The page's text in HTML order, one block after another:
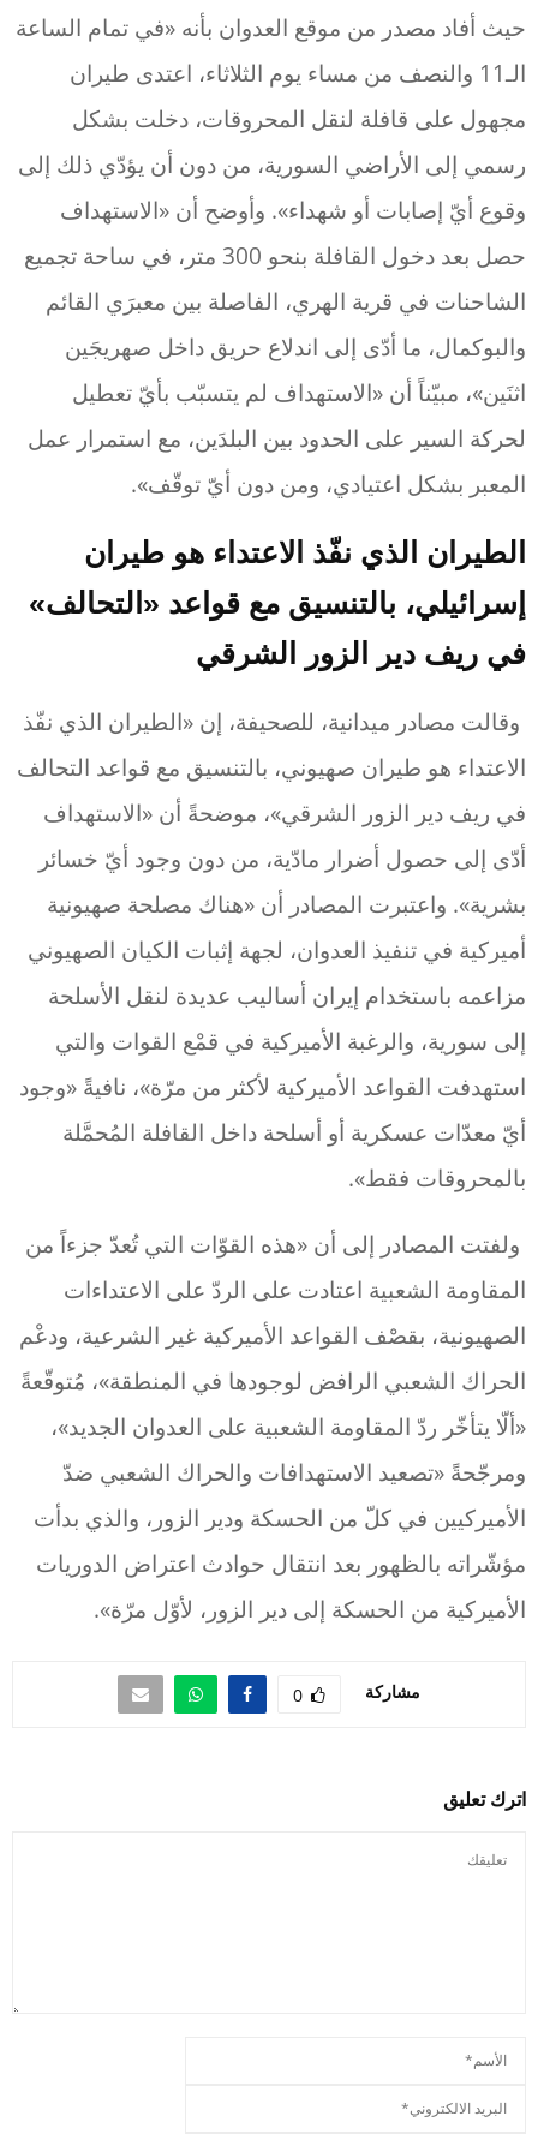
حيث أفاد مصدر من موقع العدوان بأنه «في تمام الساعة
الـ11 والنصف من مساء يوم الثلاثاء، اعتدى طيران
مجهول على قافلة لنقل المحروقات، دخلت بشكل
رسمي إلى الأراضي السورية، من دون أن يؤدّي ذلك إلى
وقوع أيّ إصابات أو شهداء». وأوضح أن «الاستهداف
حصل بعد دخول القافلة بنحو 300 متر، في ساحة تجميع
الشاحنات في قرية الهري، الفاصلة بين معبرَي القائم
والبوكمال، ما أدّى إلى اندلاع حريق داخل صهريجَين
اثنَين»، مبيّناً أن «الاستهداف لم يتسبّب بأيّ تعطيل
لحركة السير على الحدود بين البلدَين، مع استمرار عمل
المعبر بشكل اعتيادي، ومن دون أيّ توقّف».
الطيران الذي نفّذ الاعتداء هو طيران
إسرائيلي، بالتنسيق مع قواعد «التحالف»
في ريف دير الزور الشرقي
وقالت مصادر ميدانية، للصحيفة، إن «الطيران الذي نفّذ
الاعتداء هو طيران صهيوني، بالتنسيق مع قواعد التحالف
في ريف دير الزور الشرقي»، موضحةً أن «الاستهداف
أدّى إلى حصول أضرار مادّية، من دون وجود أيّ خسائر
بشرية». واعتبرت المصادر أن «هناك مصلحة صهيونية
أميركية في تنفيذ العدوان، لجهة إثبات الكيان الصهيوني
مزاعمه باستخدام إيران أساليب عديدة لنقل الأسلحة
إلى سورية، والرغبة الأميركية في قمْع القوات والتي
استهدفت القواعد الأميركية لأكثر من مرّة»، نافيةً «وجود
أيّ معدّات عسكرية أو أسلحة داخل القافلة المُحمَّلة
بالمحروقات فقط».
ولفتت المصادر إلى أن «هذه القوّات التي تُعدّ جزءاً من
المقاومة الشعبية اعتادت على الردّ على الاعتداءات
الصهيونية، بقصْف القواعد الأميركية غير الشرعية، ودعْم
الحراك الشعبي الرافض لوجودها في المنطقة»، مُتوقّعةً
«ألّا يتأخّر ردّ المقاومة الشعبية على العدوان الجديد»،
ومرجّحةً «تصعيد الاستهدافات والحراك الشعبي ضدّ
الأميركيين في كلّ من الحسكة ودير الزور، والذي بدأت
مؤشّراته بالظهور بعد انتقال حوادث اعتراض الدوريات
الأميركية من الحسكة إلى دير الزور، لأوّل مرّة».
مشاركة 0
اترك تعليق